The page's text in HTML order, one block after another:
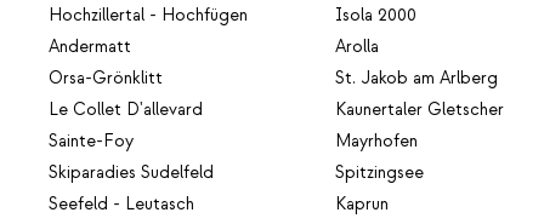
Hochzillertal - Hochfügen
Andermatt
Orsa-Grönklitt
Le Collet D'allevard
Sainte-Foy
Skiparadies Sudelfeld
Seefeld - Leutasch
Isola 2000
Arolla
St. Jakob am Arlberg
Kaunertaler Gletscher
Mayrhofen
Spitzingsee
Kaprun